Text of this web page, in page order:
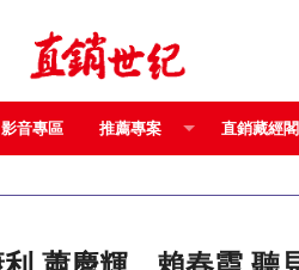
影音專區 推薦專案 直銷藏經閣